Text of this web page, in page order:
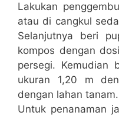
Lakukan
atau di cangkul
Selanjutnya beri
kompos dengan
persegi. Kemudian
ukuran 1,20 m
dengan lahan tanam.
Untuk penanaman